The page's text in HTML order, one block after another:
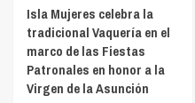
Isla Mujeres celebra la
tradicional Vaquería en el
marco de las Fiestas
Patronales en honor a la
Virgen de la Asunción